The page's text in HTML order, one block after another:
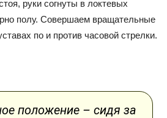
руки согнуты в локтевых
полу. Совершаем вращательные
по и против часовой стрелки.
положение – сидя за